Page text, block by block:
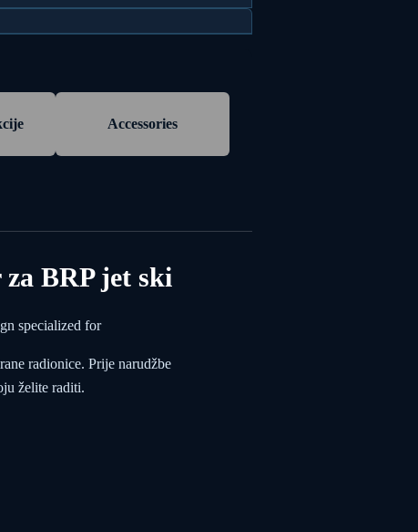
Accessories
BRP jet ski
specialized for
radionice. Prije narudžbe
želite raditi.